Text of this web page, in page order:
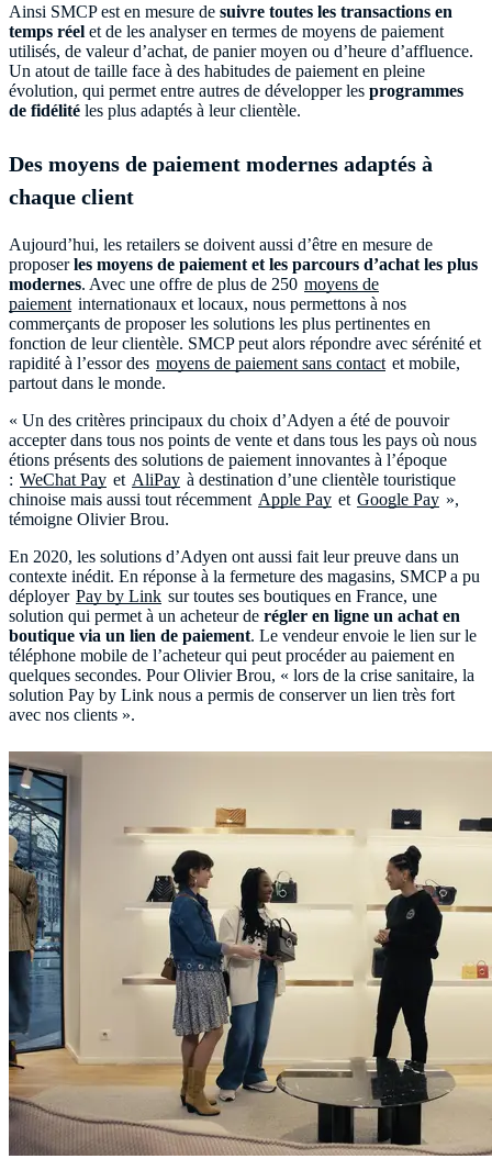
Ainsi SMCP est en mesure de suivre toutes les transactions en
temps réel et de les analyser en termes de moyens de paiement
utilisés, de valeur d’achat, de panier moyen ou d’heure d’affluence.
Un atout de taille face à des habitudes de paiement en pleine
évolution, qui permet entre autres de développer les programmes
de fidélité les plus adaptés à leur clientèle.
Des moyens de paiement modernes adaptés à
chaque client
Aujourd’hui, les retailers se doivent aussi d’être en mesure de
proposerles moyens de paiement et les parcours d’achat les plus
modernes. Avec une offre de plus de 250 moyens de
paiement internationaux et locaux, nous permettons à nos
commerçants de proposer les solutions les plus pertinentes en
fonction de leur clientèle. SMCP peut alors répondre avec sérénité et
rapidité à l’essor des moyens de paiement sans contact et mobile,
partout dans le monde.
« Un des critères principaux du choix d’Adyen a été de pouvoir
accepter dans tous nos points de vente et dans tous les pays où nous
étions présents des solutions de paiement innovantes à l’époque
: WeChat Pay et AliPay à destination d’une clientèle touristique
chinoise mais aussi tout récemment Apple Pay et Google Pay »,
témoigne Olivier Brou.
En 2020, les solutions d’Adyen ont aussi fait leur preuve dans un
contexte inédit. En réponse à la fermeture des magasins, SMCP a pu
déployer Pay by Link sur toutes ses boutiques en France, une
solution qui permet à un acheteur de régler en ligne un achat en
boutique via un lien de paiement. Le vendeur envoie le lien sur le
téléphone mobile de l’acheteur qui peut procéder au paiement en
quelques secondes. Pour Olivier Brou, « lors de la crise sanitaire, la
solution Pay by Link nous a permis de conserver un lien très fort
avec nos clients ».